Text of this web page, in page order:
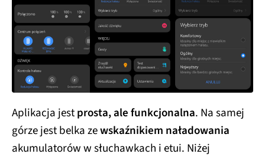
Aplikacja jestprosta, ale funkcjonalna. Na samej
górze jest belka zewskaźnikiem naładowania
akumulatorów w słuchawkach i etui. Niżej